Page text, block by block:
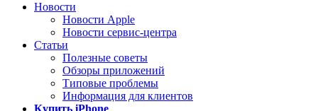
Новости
Новости Apple
Новости сервис-центра
Статьи
Полезные советы
Обзоры приложений
Типовые проблемы
Информация для клиентов
Купить iPhone